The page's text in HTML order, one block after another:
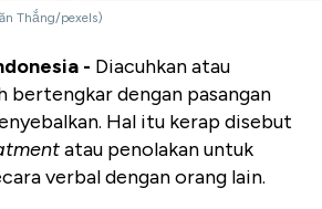
Thắng/pexels)
- Diacuhkan atau
bertengkar dengan pasangan
Hal itu kerap disebut
atau penolakan untuk
verbal dengan orang lain.